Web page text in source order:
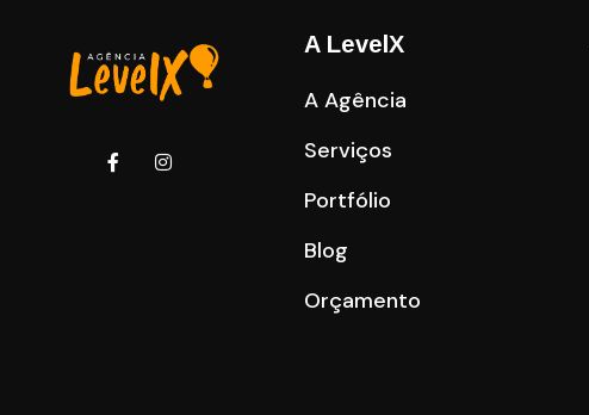
A LevelX
A Agência
Serviços
Portfólio
Blog
Orçamento